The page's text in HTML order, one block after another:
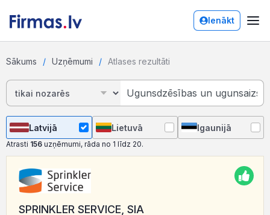
Ienākt
Sākums Uzņēmumi Atlases rezultāti
Latvijā Lietuvā Igaunijā
Atrasti 156 uzņēmumi, rāda no 1 līdz 20.
SPRINKLER SERVICE, SIA